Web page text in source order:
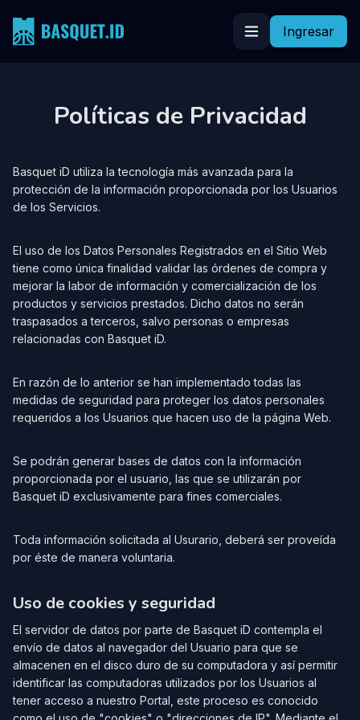
Ingresar
Políticas de Privacidad
Basquet iD utiliza la tecnología más avanzada para la
protección de la información proporcionada por los Usuarios
de los Servicios.
El uso de los Datos Personales Registrados en el Sitio Web
tiene como única finalidad validar las órdenes de compra y
mejorar la labor de información y comercialización de los
productos y servicios prestados. Dicho datos no serán
traspasados a terceros, salvo personas o empresas
relacionadas con Basquet iD.
En razón de lo anterior se han implementado todas las
medidas de seguridad para proteger los datos personales
requeridos a los Usuarios que hacen uso de la página Web.
Se podrán generar bases de datos con la información
proporcionada por el usuario, las que se utilizarán por
Basquet iD exclusivamente para fines comerciales.
Toda información solicitada al Usurario, deberá ser proveída
por éste de manera voluntaria.
Uso de cookies y seguridad
El servidor de datos por parte de Basquet iD contempla el
envío de datos al navegador del Usuario para que se
almacenen en el disco duro de su computadora y así permitir
identificar las computadoras utilizados por los Usuarios al
tener acceso a nuestro Portal, este proceso es conocido